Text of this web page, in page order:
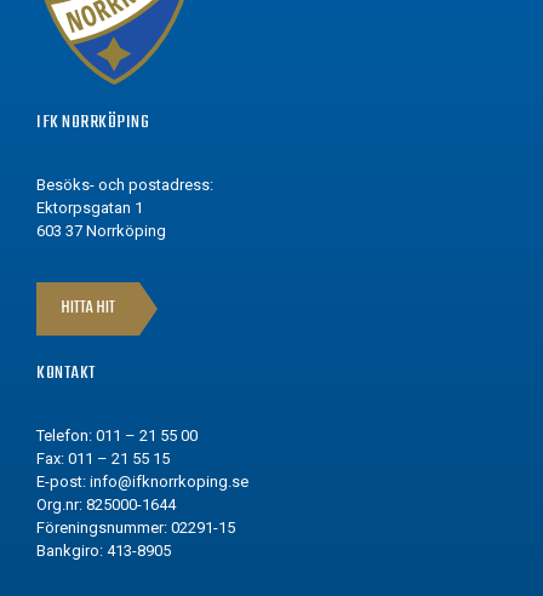
IFK NORRKÖPING
Besöks- och postadress:
Ektorpsgatan 1
603 37 Norrköping
HITTA HIT
KONTAKT
Telefon: 011 – 21 55 00
Fax: 011 – 21 55 15
E-post: info@ifknorrkoping.se
Org.nr: 825000-1644
Föreningsnummer: 02291-15
Bankgiro: 413-8905